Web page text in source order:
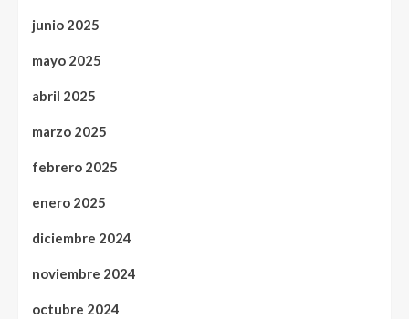
junio 2025
mayo 2025
abril 2025
marzo 2025
febrero 2025
enero 2025
diciembre 2024
noviembre 2024
octubre 2024